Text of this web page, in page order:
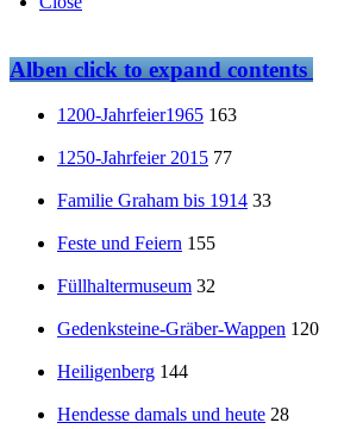
Albenclick to expand contents
1200-Jahrfeier1965 163
1250-Jahrfeier 2015 77
Familie Graham bis 1914 33
Feste und Feiern 155
Füllhaltermuseum 32
Gedenksteine-Gräber-Wappen 120
Heiligenberg 144
Hendesse damals und heute 28